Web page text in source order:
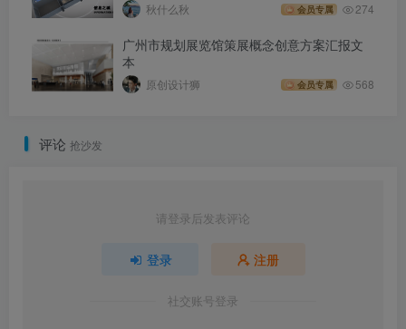
秋什么秋 会员专属 274
广州市规划展览馆策展概念创意方案汇报文
本
原创设计狮 会员专属 568
评论 抢沙发
请登录后发表评论
登录 注册
社交账号登录